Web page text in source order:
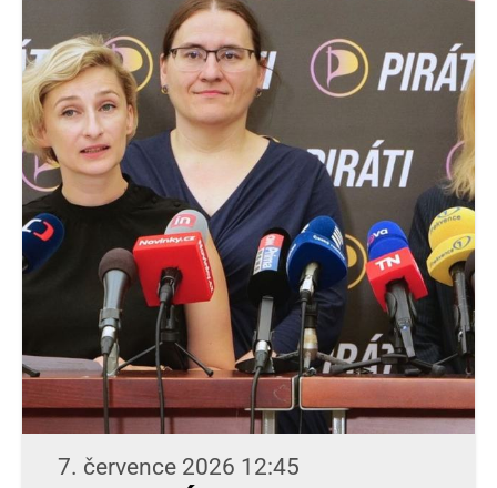
7. července 2026 12:45